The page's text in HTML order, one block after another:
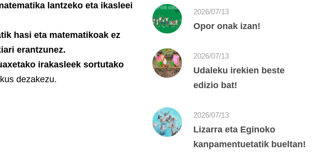
lantzeko eta ikasleei
hasi eta matematikoak ez
erantzunez.
irakasleek sortutako
dezakezu.
2026/07/13
Opor onak izan!
2026/07/13
Udaleku irekien beste
edizio bat!
2026/07/13
Lizarra eta Eginoko
kanpamentuetatik bueltan!